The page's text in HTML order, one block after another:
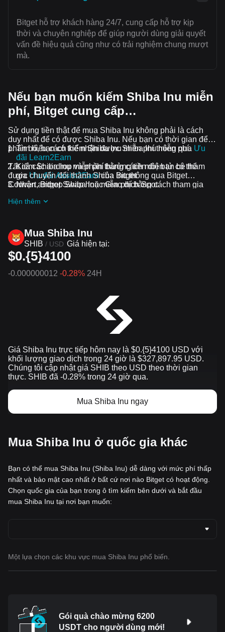
Bitget hỗ trợ khách hàng 24/7, cung cấp hỗ trợ kịp
thời và chuyên nghiệp để giúp người dùng giải quyết
vấn đề hiệu quả cũng như có trải nghiệm chung mượt
mà.
Nếu bạn muốn kiếm Shiba Inu miễn
phí, Bitget cung cấp…
Sử dụng tiền thật để mua Shiba Inu không phải là cách
duy nhất để có được Shiba Inu. Nếu bạn có thời gian để
phân bổ, bạn có thể nhận được Shiba Inu miễn phí.
Tìm hiểu cách kiếm Shiba Inu miễn phí thông qua Ưu
đãi Learn2Earn
Kiếm Shiba Inu miễn phí bằng cách mời bạn bè tham
gia Ưu đãi Assist2Earncủa Bitget
Nhận airdrop Shiba Inu miễn phí bằng cách tham gia
Tất cả các airdrop và phần thưởng tiền điện tử có thể
được chuyển đổi thành Shiba Inu thông qua Bitget
Convert, Bitget Swap hoặc Giao dịch Spot.
Hiện thêm
Mua Shiba Inu
SHIB / USD Giá hiện tại:
$0.{5}4100
-0.000000012 -0.28% 24H
Giá Shiba Inu trực tiếp hôm nay là $0.{​5}4100 USD với
khối lượng giao dịch trong 24 giờ là $327,897.95 USD.
Chúng tôi cập nhật giá SHIB theo USD theo thời gian
thực. SHIB đã -0.28% trong 24 giờ qua.
Mua Shiba Inu ngay
Mua Shiba Inu ở quốc gia khác
Bạn có thể mua Shiba Inu (Shiba Inu) dễ dàng với mức phí thấp
nhất và bảo mật cao nhất ở bất cứ nơi nào Bitget có hoạt động.
Chọn quốc gia của bạn trong ô tìm kiếm bên dưới và bắt đầu
mua Shiba Inu tại nơi bạn muốn:
Một lựa chọn các khu vực mua Shiba Inu phổ biến.
Gói quà chào mừng 6200
USDT cho người dùng mới!